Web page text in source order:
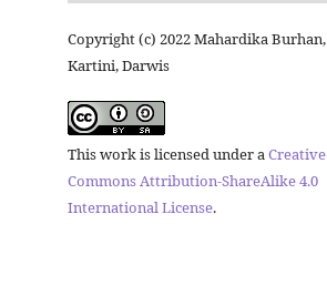
Copyright (c) 2022 Mahardika Burhan,
Kartini, Darwis
This work is licensed under a Creative
Commons Attribution-ShareAlike 4.0
International License.